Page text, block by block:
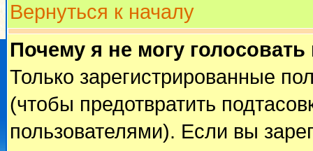
Вернуться к началу
Почему я не могу
Только зарегистрированные
(чтобы предотвратить
пользователями). Если вы